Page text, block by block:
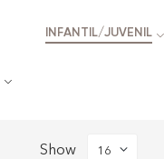
INFANTIL/JUVENIL
Show